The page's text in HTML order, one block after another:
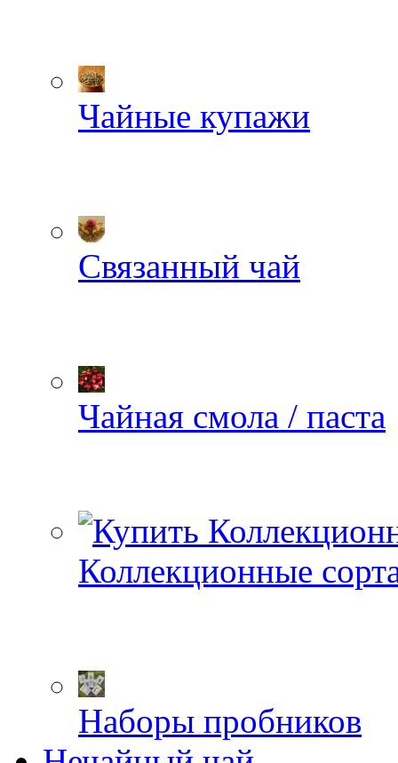
Чайные купажи
Связанный чай
Чайная смола / паста
Коллекционные
Наборы пробников